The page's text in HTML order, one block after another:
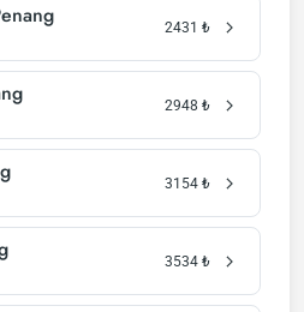
2431 ₺
2948 ₺
3154 ₺
3534 ₺